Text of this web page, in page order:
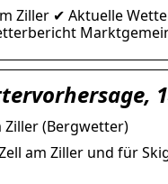
Ziller ✔ Aktuelle
Ziller (Bergwetter)
am Ziller und für